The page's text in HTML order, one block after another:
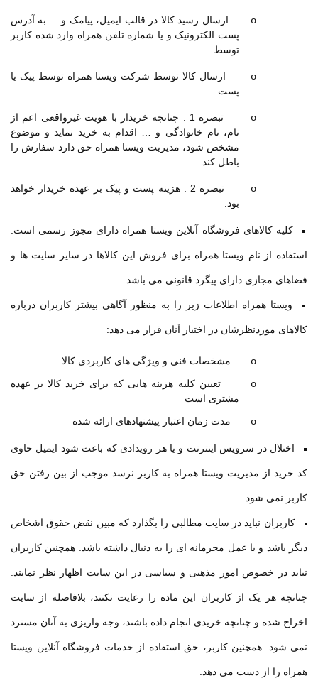
o
ارسال رسید کالا در قالب ایمیل، پیامک و ... به آدرس
پست الکترونیک و یا شماره تلفن همراه وارد شده کاربر
توسط
o
ارسال کالا توسط شرکت ویستا همراه توسط پیک یا
پست
o
تبصره 1 : چنانچه خریدار با هویت غیرواقعی اعم از
نام، نام خانوادگی و
اقدام به خرید نماید و موضوع
مشخص شود، مدیریت ویستا همراه حق دارد سفارش را
باطل کند.
o
تبصره 2 : هزینه پست و پیک بر عهده خریدار خواهد
بود.
کلیه کالاهای فروشگاه آنلاین ویستا همراه دارای مجوز رسمی است.
استفاده از نام ویستا همراه برای فروش این کالاها در سایر سایت ها و
فضاهای مجازی دارای پیگرد قانونی می باشد.
ویستا همراه اطلاعات زیر را به منظور آگاهی بیشتر کاربران درباره
کالاهای موردنظرشان در اختیار آنان قرار می دهد:
o مشخصات فنی و ویژگی های کاربردی کالا
o
تعیین کلیه هزینه هایی که برای خرید کالا بر عهده
مشتری است
o مدت زمان اعتبار پیشنهادهای ارائه شده
اختلال در سرویس اینترنت و یا هر رویدادی که باعث شود ایمیل حاوی
کد خرید از مدیریت ویستا همراه به کاربر نرسد موجب از بین رفتن حق
کاربر نمی شود.
کاربران نباید در سایت مطالبی را بگذارد که مبین نقض حقوق اشخاص
دیگر باشد و یا عمل مجرمانه ای را به دنبال داشته باشد. همچنین کاربران
نباید در خصوص امور مذهبی و سیاسی در این سایت اظهار نظر نمایند.
چنانچه هر یک از کاربران این ماده را رعایت نکنند، بلافاصله از سایت
اخراج شده و چنانچه خریدی انجام داده باشند، وجه واریزی به آنان مسترد
نمی شود. همچنین کاربر، حق استفاده از خدمات فروشگاه آنلاین ویستا
همراه را از دست می دهد.